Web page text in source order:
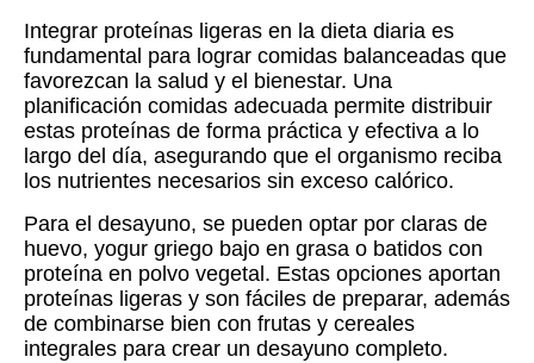
Integrar proteínas ligeras en la dieta diaria es
fundamental para lograr comidas balanceadas que
favorezcan la salud y el bienestar. Una
planificación comidas adecuada permite distribuir
estas proteínas de forma práctica y efectiva a lo
largo del día, asegurando que el organismo reciba
los nutrientes necesarios sin exceso calórico.
Para el desayuno, se pueden optar por claras de
huevo, yogur griego bajo en grasa o batidos con
proteína en polvo vegetal. Estas opciones aportan
proteínas ligeras y son fáciles de preparar, además
de combinarse bien con frutas y cereales
integrales para crear un desayuno completo.